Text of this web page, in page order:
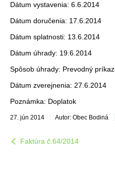
Dátum vystavenia: 6.6.2014
Dátum doručenia: 17.6.2014
Dátum splatnosti: 13.6.2014
Dátum úhrady: 19.6.2014
Spôsob úhrady: Prevodný príkaz
Dátum zverejnenia: 27.6.2014
Poznámka: Doplatok
27. jún 2014 Autor: Obec Bodiná
Faktúra č.64/2014